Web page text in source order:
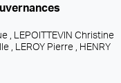
,
LEPOITTEVIN Christine
, LEROY Pierre ,
HENRY